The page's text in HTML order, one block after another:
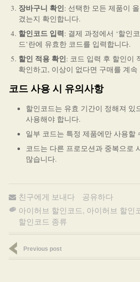
장바구니 확인: 선택한 모든 제품이
겼는지 확인합니다.
할인코드 입력: 결제 과정에서 ‘할인
드’란에 유효한 코드를 입력합니다.
할인 적용 확인: 코드 입력 후 할인이
확인하고, 이상이 없다면 구매를 계속
코드 사용 시 유의사항
할인코드는 유효 기간이 정해져 있
사용해야 합니다.
일부 코드는 특정 제품에만 사용할
코드는 다른 프로모션과 중복으로
많습니다.
친구에게 보내다
공유하다
아이허브 할인코드, 아이허브 할인
할인코드 종류
Previous post